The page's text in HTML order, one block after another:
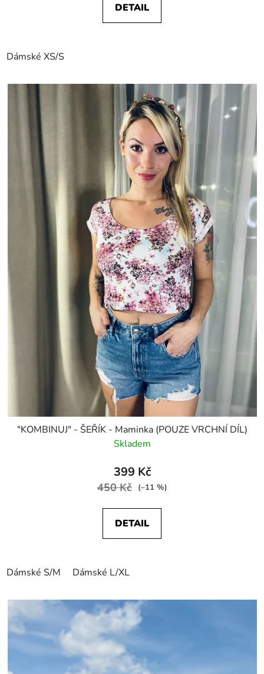
DETAIL
Dámské XS/S
"KOMBINUJ" - ŠEŘÍK - Maminka (POUZE VRCHNÍ DÍL)
Skladem
399 Kč
450 Kč (–11 %)
DETAIL
Dámské S/M Dámské L/XL